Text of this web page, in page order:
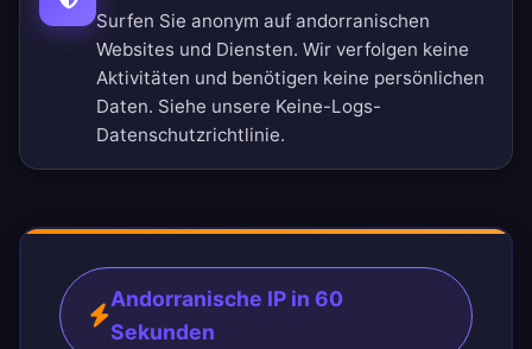
Surfen Sie anonym auf andorranischen
Websites und Diensten. Wir verfolgen keine
Aktivitäten und benötigen keine persönlichen
Daten. Siehe unsere Keine-Logs-
Datenschutzrichtlinie.
Andorranische IP in 60
Sekunden